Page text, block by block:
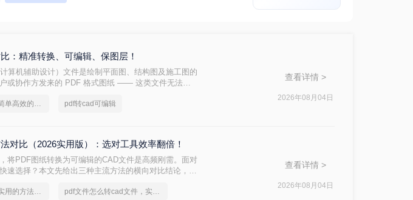
：精准转换、可编辑、保图层！
算机辅助设计）文件是绘制平面图、结构图及施工图的
或协作方发来的 PDF 格式图纸 —— 这类文件无法直
线条，有的图层混乱，甚至文字变成乱码。本文从 转
pdf转cad格式，简单高效的转换方法 pdf转cad可编辑
查看详情 >
2026年08月04日
对比（2026实用版）：选对工具效率翻倍！
将PDF图纸转换为可编辑的CAD文件是高频刚需。面对
速选择？本文先给出三种主流方法的横向对比结论，再
pdf在线转cad，实用的方法来了 pdf文件怎么转cad文件，实用方法不要错过
查看详情 >
2026年08月04日